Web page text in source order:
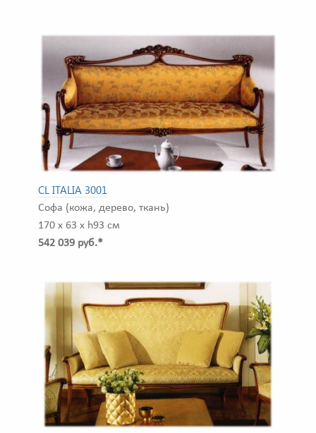
CL ITALIA 3001
Софа (кожа, дерево, ткань)
170 x 63 x h93 см
542 039 руб.*